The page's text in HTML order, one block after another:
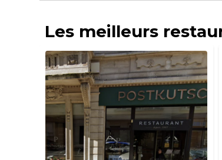
Les meilleurs